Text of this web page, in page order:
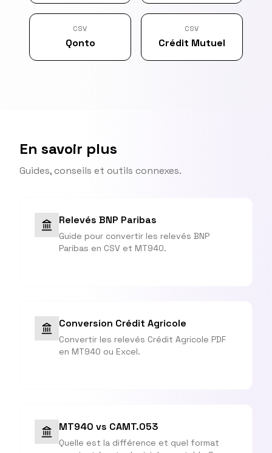
CSV
Qonto
CSV
Crédit Mutuel
En savoir plus
Guides, conseils et outils connexes.
Relevés BNP Paribas
Guide pour convertir les relevés BNP
Paribas en CSV et MT940.
Conversion Crédit Agricole
Convertir les relevés Crédit Agricole PDF
en MT940 ou Excel.
MT940 vs CAMT.053
Quelle est la différence et quel format